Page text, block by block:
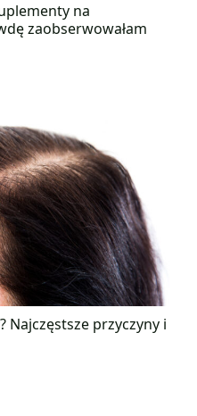
na
zaobserwowałam
Najczęstsze przyczyny i